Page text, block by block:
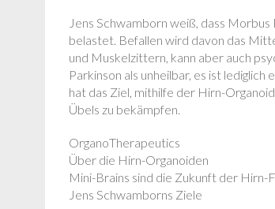
Jens Schwamborn weiß, dass
belastet. Befallen wird davon das
und Muskelzittern, kann aber auch
Parkinson als unheilbar, es ist
hat das Ziel, mithilfe der Hirn-
Übels zu bekämpfen.
OrganoTherapeutics
Über die Hirn-Organoiden
Mini-Brains sind die Zukunft der Hirn-
Jens Schwamborns Ziele